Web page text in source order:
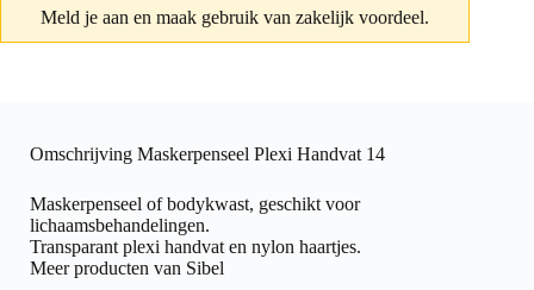
Meld je aan en maak gebruik van zakelijk voordeel.
Omschrijving Maskerpenseel Plexi Handvat 14
Maskerpenseel of bodykwast, geschikt voor
lichaamsbehandelingen.
Transparant plexi handvat en nylon haartjes.
Meer producten van Sibel